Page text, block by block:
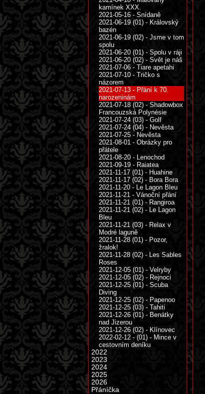
kamínek XXX.
2021-05-16 - Snídaně
2021-06-19 (01) - Královský
bazén
2021-06-19 (02) - Jsme v tom
spolu
2021-06-20 (01) - Spolu v ráji
2021-06-20 (02) - Svět je náš
2021-07-06 - Tiare apetahi
2021-07-10 - Tričko s
názorem
2021-07-13 - Přání k 70.
narozeninám
2021-07-18 (02) - Shadowbox
Francouzská Polynésie
2021-07-24 (03) - Golf
2021-07-24 (04) - Nevěsta
2021-07-25 - Nevěsta
2021-08-01 - Obrázky pro
přátele
2021-08-20 - Lenochod
2021-09-19 - Raiatea
2021-11-17 (01) - Huahine
2021-11-17 (02) - Bora Bora
2021-11-20 - Le Lagon Bleu
2021-11-21 - Vánoční přání
2021-11-21 (01) - Rangiroa
2021-11-21 (02) - Le Lagon
Bleu
2021-11-21 (03) - Relax v
Modré laguně
2021-11-28 (01) - Pozor,
žralok!
2021-11-28 (02) - Les Sables
Roses
2021-12-05 (01) - Velryby
2021-12-05 (02) - Rejnoci
2021-12-25 (01) - Scuba
Diving
2021-12-25 (02) - Papenoo
2021-12-25 (03) - Tahiti
2021-12-26 (01) - Benátky
nad Jizerou
2021-12-26 (02) - Klínovec
2022-02-12 - (01) - Mince v
cestovním deníku
2022
2023
2024
2025
2026
Přáníčka